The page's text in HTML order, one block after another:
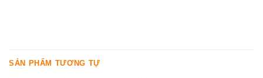
SẢN PHẨM TƯƠNG TỰ